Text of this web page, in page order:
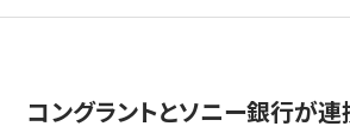
コングラントとソニー銀行が